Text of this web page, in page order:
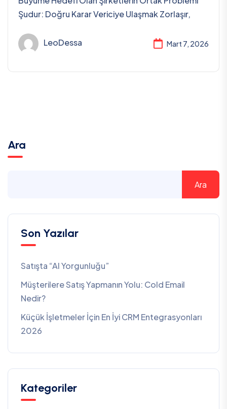
Şudur: Doğru Karar Vericiye Ulaşmak Zorlaşır,
LeoDessa Mart 7, 2026
Ara
Ara
Son Yazılar
Satışta “AI Yorgunluğu”
Müşterilere Satış Yapmanın Yolu: Cold Email
Nedir?
Küçük İşletmeler İçin En İyi CRM Entegrasyonları
2026
Kategoriler